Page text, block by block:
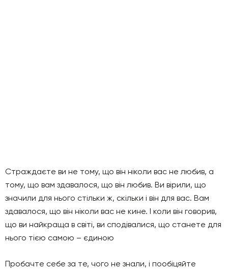
Страждаєте ви не тому, що він ніколи вас не любив, а
тому, що вам здавалося, що він любив. Ви вірили, що
значили для нього стільки ж, скільки і він для вас. Вам
здавалося, що він ніколи вас не кине. І коли він говорив,
що ви найкраща в світі, ви сподівалися, що станете для
нього тією самою – єдиною
Пробачте себе за те, чого не знали, і пообіцяйте